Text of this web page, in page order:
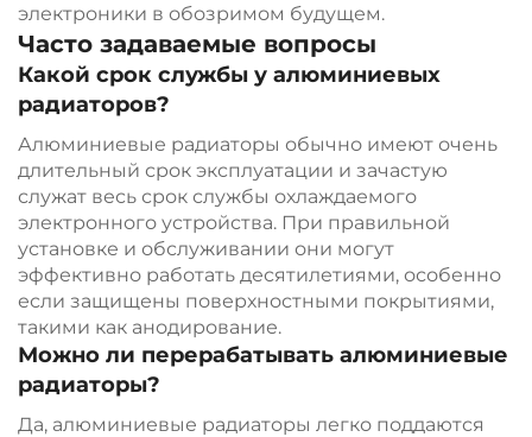
электроники в обозримом будущем.
Часто задаваемые вопросы
Какой срок службы у алюминиевых
радиаторов?
Алюминиевые радиаторы обычно имеют очень
длительный срок эксплуатации и зачастую
служат весь срок службы охлаждаемого
электронного устройства. При правильной
установке и обслуживании они могут
эффективно работать десятилетиями, особенно
если защищены поверхностными покрытиями,
такими как анодирование.
Можно ли перерабатывать алюминиевые
радиаторы?
Да, алюминиевые радиаторы легко поддаются